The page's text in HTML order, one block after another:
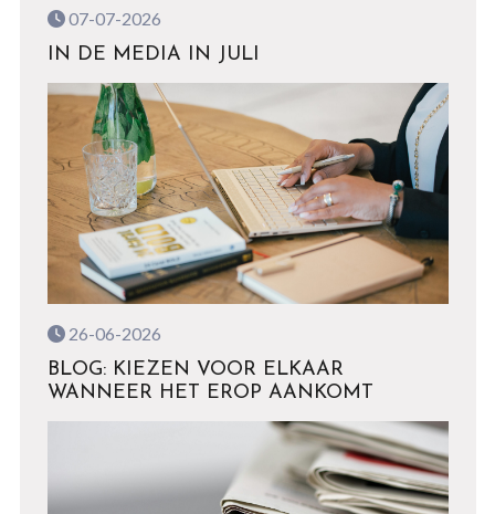
07-07-2026
IN DE MEDIA IN JULI
26-06-2026
BLOG: KIEZEN VOOR ELKAAR
WANNEER HET EROP AANKOMT